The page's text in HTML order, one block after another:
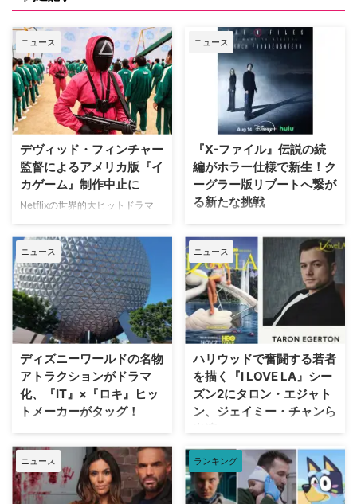
ニュース
デヴィッド・フィンチャー
監督によるアメリカ版『イ
カゲーム』制作中止に
Netflixの世界的大ヒットドラマ
ド・フィンチャー監督がメガホン
をとる予定だった英語版スピンオ
フ『Heckler（仮題）』の企画開
発が中止されたことが明らかにな
った。一時は同フランチャイズ初
の英語によるドラマシリーズとし
て期待されていたが、動画配信プ
ラットフォーム側の戦略変更など
を受け、プロジェクトは表舞台か
ら姿を消すこととなった。米
ThePlaylistが報じている。 デヴ
ィッド・フィンチャーが進めてい
2024年、フィンチャーがNetf …
ニュース
『X-ファイル』伝説の続
編がホラー仕様で新生！ク
ーグラー版リブートへ繋が
る新たな挑戦
SFサスペンスの金字塔『X-ファ
イル』の劇場版第2作『X-ファイ
ル：真実を求めて』が、18年の時
を経て、クリス・カーター監督の
手によるよりダークなディレクタ
ーズ・カット版として遂に日の目
を浴びることが決定した。 18年
の時を経て明かされる『X-ファイ
本・監督を務めた本作の本来のビ
ジョンが解禁されるにあたり、
Entertainment Weekly（EW）誌
はホラー映画さながらの予告編映
to B …
ニュース
ディズニーワールドの名物
アトラクションがドラマ
化、『IT』×『ロキ』ヒッ
トメーカーがタッグ！
Disney+が、ウォルト・ディズニ
ー・ワールド（WDW）のパーク
EPCOTを代表する大人気アトラ
クションに着想を得たドラマ作品
『Spaceship Earth（原題）』の
ニュース
ハリウッドで奮闘する若者
を描く『I LOVE LA』シー
ズン2にタロン・エジャト
ン、ジェイミー・チャンら
出演
HBOの話題作『I LOVE LA』シー
ズン2に、『キングスマン』のタ
ロン・エジャトンや『The
Gifted ザ・ギフテッド』のジェ
ニュース ランキング